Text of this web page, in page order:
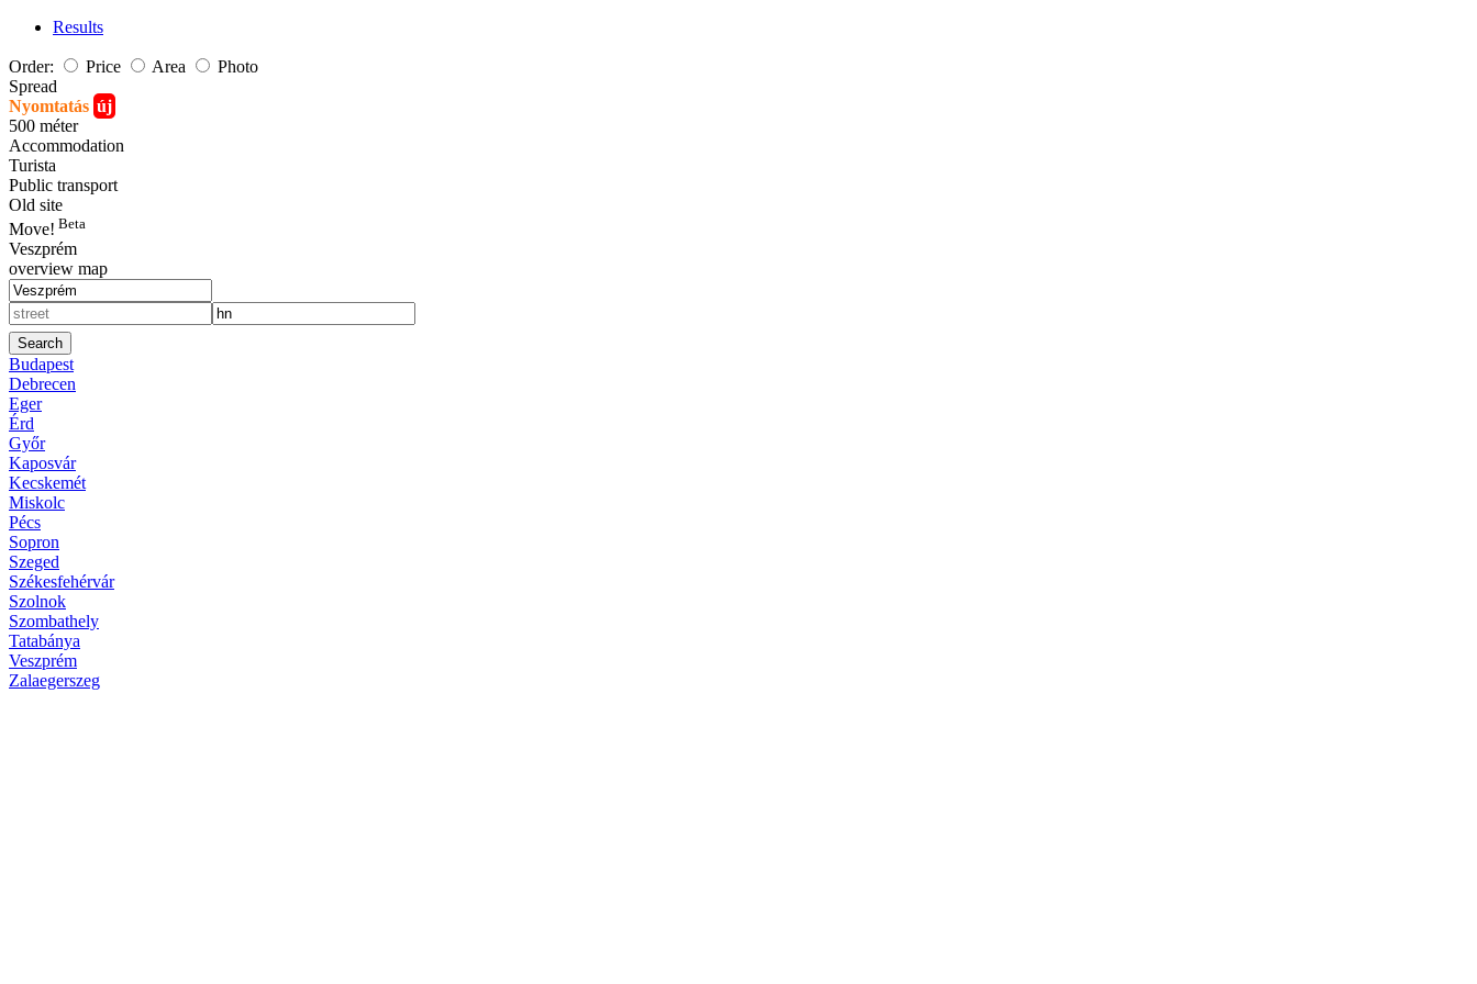
Results
Order: Price Area
Photo
Spread
Nyomtatás új
500 méter
Accommodation
Turista
Public transport
Old site
Move! Beta
Veszprém
overview map
Search
Budapest
Debrecen
Eger
Érd
Győr
Kaposvár
Kecskemét
Miskolc
Pécs
Sopron
Szeged
Székesfehérvár
Szolnok
Szombathely
Tatabánya
Veszprém
Zalaegerszeg